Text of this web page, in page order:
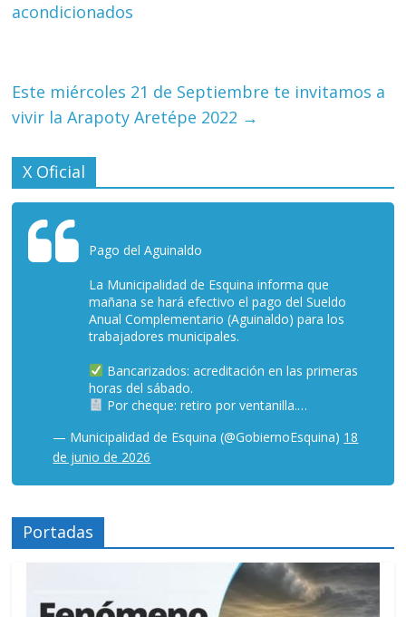
acondicionados
Este miércoles 21 de Septiembre te invitamos a
vivir la Arapoty Aretépe 2022 →
X Oficial
Pago del Aguinaldo
La Municipalidad de Esquina informa que
mañana se hará efectivo el pago del Sueldo
Anual Complementario (Aguinaldo) para los
trabajadores municipales.
Bancarizados: acreditación en las primeras
horas del sábado.
Por cheque: retiro por ventanilla.…
— Municipalidad de Esquina (@GobiernoEsquina) 18
de junio de 2026
Portadas